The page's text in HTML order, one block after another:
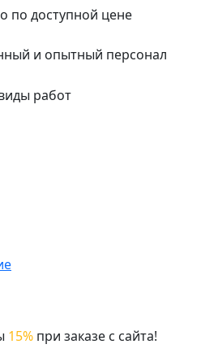
по доступной цене
и опытный персонал
работ
15% при заказе с сайта!